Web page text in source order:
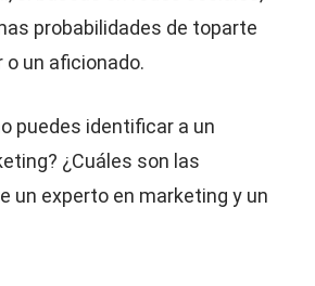
probabilidades de toparte
un aficionado.
puedes identificar a un
¿Cuáles son las
un experto en marketing y un